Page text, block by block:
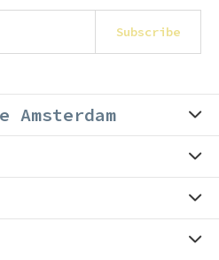
Subscribe
Amsterdam